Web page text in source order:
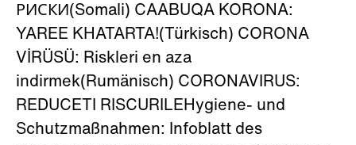
РИСКИ(Somali) CAABUQA KORONA:
YAREE KHATARTA!(Türkisch) CORONA
VİRÜSÜ: Riskleri en aza
indirmek(Rumänisch) CORONAVIRUS:
REDUCETI RISCURILEHygiene- und
Schutzmaßnahmen: Infoblatt des